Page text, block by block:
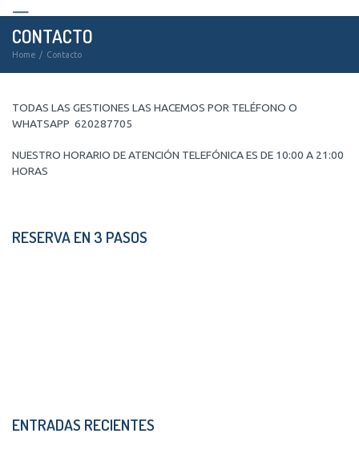
CONTACTO
Home / Contacto
TODAS LAS GESTIONES LAS HACEMOS POR TELÉFONO O
WHATSAPP 620287705
NUESTRO HORARIO DE ATENCIÓN TELEFÓNICA ES DE 10:00 A 21:00
HORAS
RESERVA EN 3 PASOS
ENTRADAS RECIENTES